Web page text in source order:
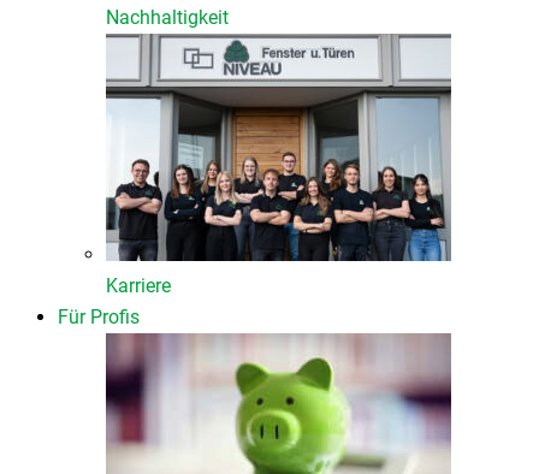
Nachhaltigkeit
Karriere
Für Profis